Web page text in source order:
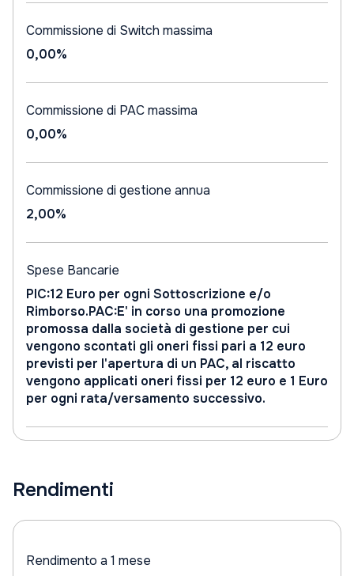
Commissione di Switch massima
0,00%
Commissione di PAC massima
0,00%
Commissione di gestione annua
2,00%
Spese Bancarie
PIC:12 Euro per ogni Sottoscrizione e/o
Rimborso.PAC:E' in corso una promozione
promossa dalla società di gestione per cui
vengono scontati gli oneri fissi pari a 12 euro
previsti per l'apertura di un PAC, al riscatto
vengono applicati oneri fissi per 12 euro e 1 Euro
per ogni rata/versamento successivo.
Rendimenti
Rendimento a 1 mese